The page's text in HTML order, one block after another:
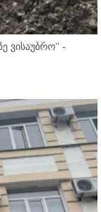
ვისაუბრო'' -